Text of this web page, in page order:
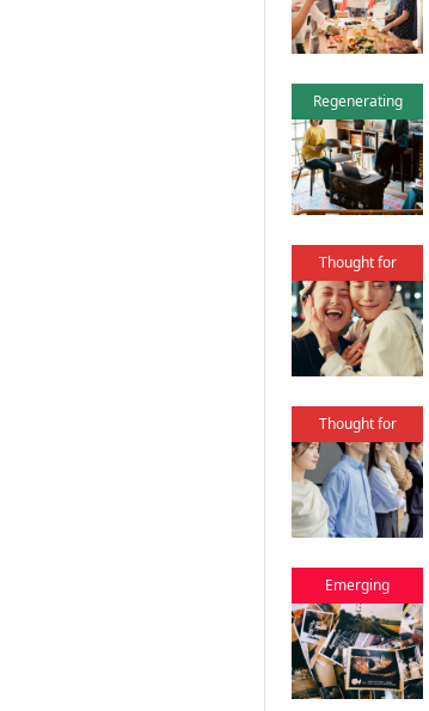
Regenerating
Local
Thought for
Action
Thought for
Action
Emerging
Brands